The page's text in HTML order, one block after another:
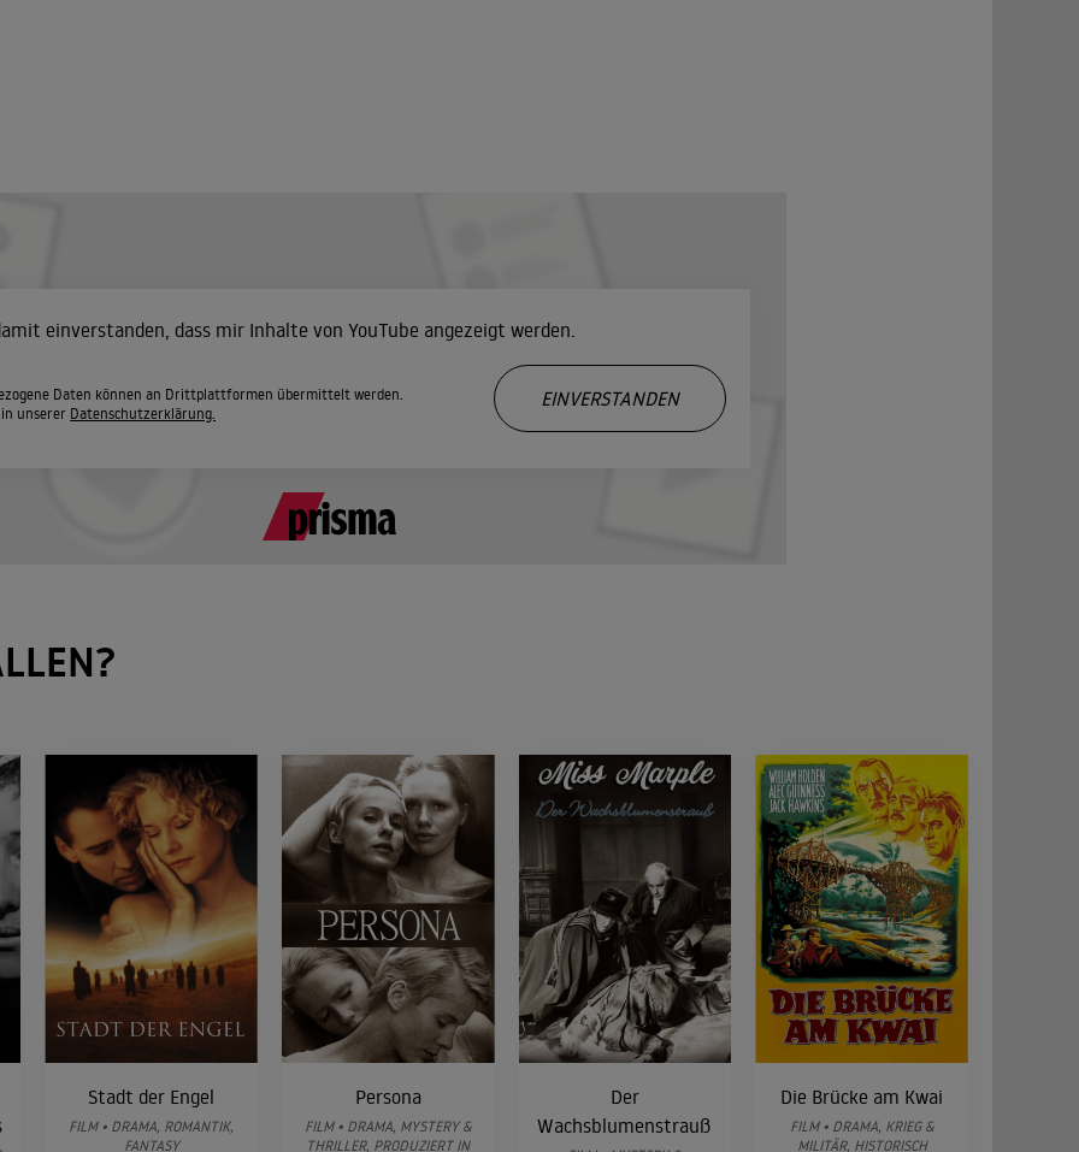
einverstanden, dass mir Inhalte von YouTube angezeigt werden.
Daten können an Drittplattformen übermittelt werden.
unserer Datenschutzerklärung.
EINVERSTANDEN
Stadt der Engel
FILM • DRAMA, ROMANTIK,
FANTASY
Persona
FILM • DRAMA, MYSTERY &
THRILLER, PRODUZIERT IN
Der
Wachsblumenstrauß
Die Brücke am Kwai
FILM • DRAMA, KRIEG &
MILITÄR, HISTORISCH